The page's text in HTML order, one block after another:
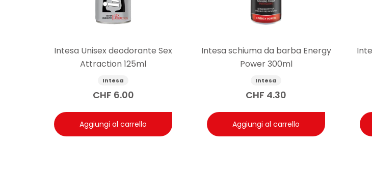
Intesa Unisex deodorante Sex
Attraction 125ml
Intesa
CHF 6.00
Aggiungi al carrello
Intesa schiuma da barba Energy
Power 300ml
Intesa
CHF 4.30
Aggiungi al carrello